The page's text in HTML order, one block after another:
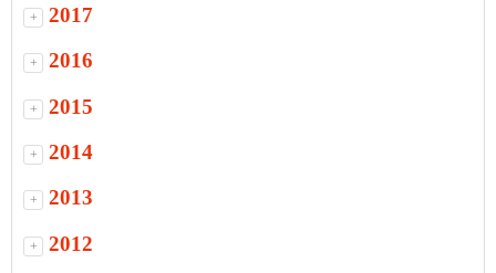
+ 2017
+ 2016
+ 2015
+ 2014
+ 2013
+ 2012